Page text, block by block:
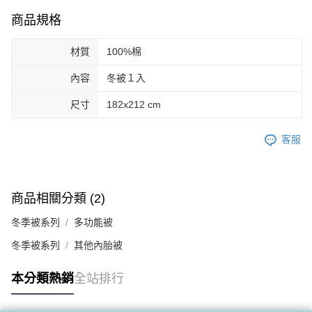
商品規格
材質 100%棉
內容 冬被１入
尺寸 182x212 cm
客服
商品相關分類 (2)
冬季被系列 多功能被
冬季被系列 其他內胎被
本分類熱銷全站排行